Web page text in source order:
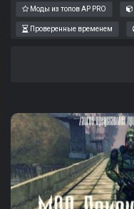
Моды из топов AP PRO
Проверенные временем